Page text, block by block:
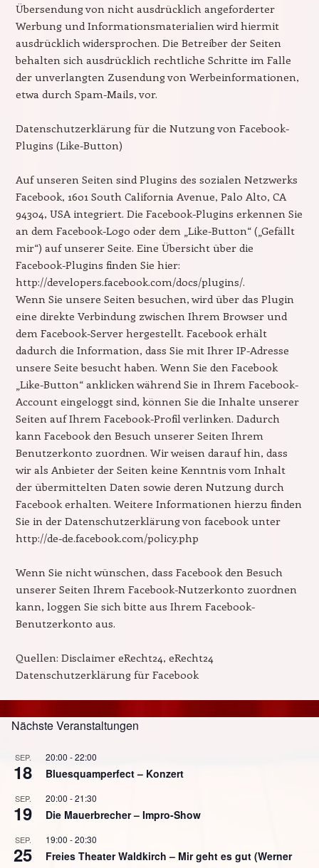
Übersendung von nicht ausdrücklich angeforderter
Werbung und Informationsmaterialien wird hiermit
ausdrücklich widersprochen. Die Betreiber der Seiten
behalten sich ausdrücklich rechtliche Schritte im Falle
der unverlangten Zusendung von Werbeinformationen,
etwa durch Spam-Mails, vor.
Datenschutzerklärung für die Nutzung von Facebook-
Plugins (Like-Button)
Auf unseren Seiten sind Plugins des sozialen Netzwerks
Facebook, 1601 South California Avenue, Palo Alto, CA
94304, USA integriert. Die Facebook-Plugins erkennen Sie
an dem Facebook-Logo oder dem „Like-Button“ („Gefällt
mir“) auf unserer Seite. Eine Übersicht über die
Facebook-Plugins finden Sie hier:
http://developers.facebook.com/docs/plugins/.
Wenn Sie unsere Seiten besuchen, wird über das Plugin
eine direkte Verbindung zwischen Ihrem Browser und
dem Facebook-Server hergestellt. Facebook erhält
dadurch die Information, dass Sie mit Ihrer IP-Adresse
unsere Seite besucht haben. Wenn Sie den Facebook
„Like-Button“ anklicken während Sie in Ihrem Facebook-
Account eingeloggt sind, können Sie die Inhalte unserer
Seiten auf Ihrem Facebook-Profil verlinken. Dadurch
kann Facebook den Besuch unserer Seiten Ihrem
Benutzerkonto zuordnen. Wir weisen darauf hin, dass
wir als Anbieter der Seiten keine Kenntnis vom Inhalt
der übermittelten Daten sowie deren Nutzung durch
Facebook erhalten. Weitere Informationen hierzu finden
Sie in der Datenschutzerklärung von facebook unter
http://de-de.facebook.com/policy.php
Wenn Sie nicht wünschen, dass Facebook den Besuch
unserer Seiten Ihrem Facebook-Nutzerkonto zuordnen
kann, loggen Sie sich bitte aus Ihrem Facebook-
Benutzerkonto aus.
Quellen: Disclaimer eRecht24, eRecht24
Datenschutzerklärung für Facebook
Nächste Veranstaltungen
SEP.
18
20:00 -22:00
Bluesquamperfect – Konzert
SEP.
19
20:00 -21:30
Die Mauerbrecher – Impro-Show
SEP.
25
19:00 -20:30
Freies Theater Waldkirch – Mir geht es gut (Werner